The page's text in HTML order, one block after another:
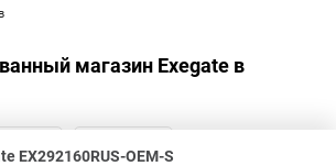
магазин Exegate в
EX292160RUS-OEM-S